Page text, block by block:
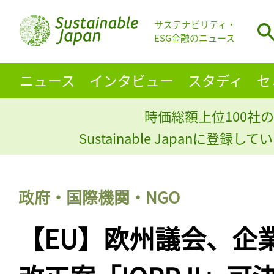
サステナビリティ・
ESG金融のニュース
ニュース インタビュー スタディ
時価総額上位100社
Sustainable Japanに登録して
政府・国際機関・NGO
【EU】欧州議会、